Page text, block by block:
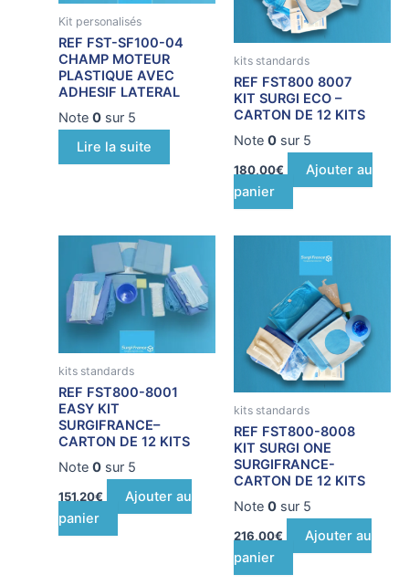
Kit personalisés
REF FST-SF100-04
CHAMP MOTEUR
PLASTIQUE AVEC
ADHESIF LATERAL
Note 0sur 5
Lire la suite
kits standards
REF FST800 8007
KIT SURGI ECO –
CARTON DE 12 KITS
Note 0sur 5
180,00€
Ajouter au
panier
kits standards
REF FST800-8001
EASY KIT
SURGIFRANCE–
CARTON DE 12 KITS
Note 0sur 5
151,20€
Ajouter au
panier
kits standards
REF FST800-8008
KIT SURGI ONE
SURGIFRANCE-
CARTON DE 12 KITS
Note 0sur 5
216,00€
Ajouter au
panier